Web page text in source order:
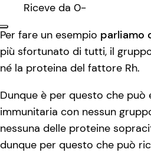
Riceve da 0-
Per fare un esempio parliamo
più sfortunato di tutti, il
né la proteina del fattore Rh.
Dunque è per questo che
immunitaria con nessun
nessuna delle proteine
dunque per questo che può